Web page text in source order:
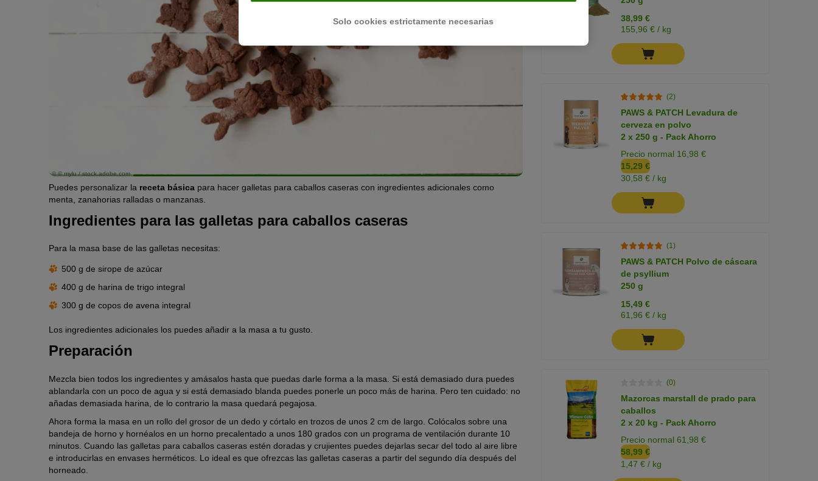
© © mylu / stock.adobe.com
Puedes personalizar la receta básica para hacer galletas para caballos caseras con ingredientes adicionales como
menta, zanahorias ralladas o manzanas.
Ingredientes para las galletas para caballos caseras
Para la masa base de las galletas necesitas:
500 g de sirope de azúcar
400 g de harina de trigo integral
300 g de copos de avena integral
Los ingredientes adicionales los puedes añadir a la masa a tu gusto.
Preparación
Mezcla bien todos los ingredientes y amásalos hasta que puedas darle forma a la masa. Si está demasiado dura puedes
ablandarla con un poco de agua y si está demasiado blanda puedes ponerle un poco más de harina. Pero ten cuidado: no
añadas demasiada harina, de lo contrario la masa quedará pegajosa.
Ahora forma la masa en un rollo del grosor de un dedo y córtalo en trozos de unos 2 cm de largo. Colócalos sobre una
bandeja de horno y hornéalos en un horno precalentado a unos 180 grados con un programa de ventilación durante 10
minutos. Cuando las galletas para caballos caseras estén doradas y crujientes puedes dejarlas secar del todo al aire libre
e introducirlas en envases herméticos. Lo ideal es que ofrezcas las galletas caseras a partir del segundo día después del
horneado.
38,99 €
155,96 € / kg
(2)
PAWS & PATCH Levadura de
cerveza en polvo
2 x 250 g - Pack Ahorro
Precio normal 16,98 €
15,29 €
30,58 € / kg
(1)
PAWS & PATCH Polvo de cáscara
de psyllium
250 g
15,49 €
61,96 € / kg
(0)
Mazorcas marstall de prado para
caballos
2 x 20 kg - Pack Ahorro
Precio normal 61,98 €
58,99 €
1,47 € / kg
Solo cookies estrictamente necesarias